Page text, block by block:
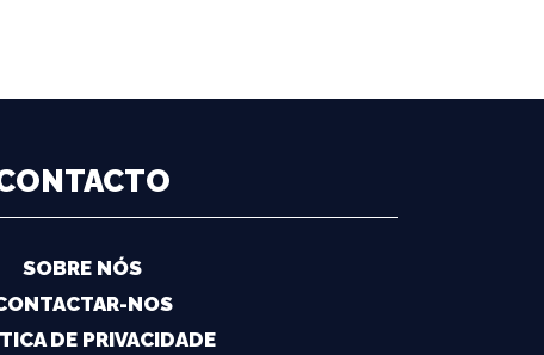
SOBRE NÓS
NOS
DE PRIVACIDADE